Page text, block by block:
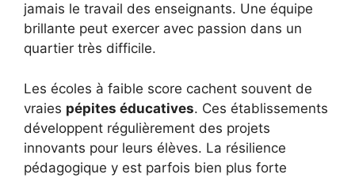
jamais le travail des enseignants. Une équipe
brillante peut exercer avec passion dans un
quartier très difficile.
Les écoles à faible score cachent souvent de
vraies pépites éducatives. Ces établissements
développent régulièrement des projets
innovants pour leurs élèves. La résilience
pédagogique y est parfois bien plus forte